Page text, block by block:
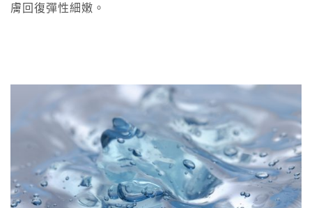
膚回復彈性細嫩。